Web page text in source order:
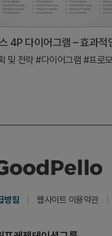
및 전략 #다이어그램 #프로
방침 웹사이트 이용약관